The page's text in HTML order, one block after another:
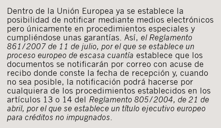
Dentro de la Unión Europea ya se establece la
posibilidad de notificar mediante medios electrónicos
pero únicamente en procedimientos especiales y
cumpliéndose unas garantías. Así, el Reglamento
861/2007 de 11 de julio, por el que se establece un
proceso europeo de escasa cuantía establece que los
documentos se notificarán por correo con acuse de
recibo donde conste la fecha de recepción y, cuando
no sea posible, la notificación podrá hacerse por
cualquiera de los procedimientos establecidos en los
artículos 13 o 14 del Reglamento 805/2004, de 21 de
abril, por el que se establece un título ejecutivo europeo
para créditos no impugnados.